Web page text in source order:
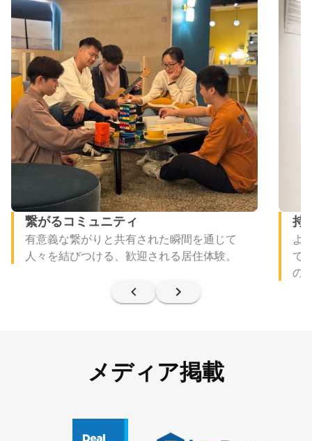
繋がるコミュニティ
有意義な繋がりと共有された瞬間を通じて
人々を結びつける、歓迎される居住体験。
持
よ
て
の
メディア掲載